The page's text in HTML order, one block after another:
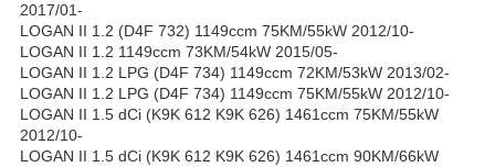
2017/01-
LOGAN II 1.2 (D4F 732) 1149ccm 75KM/55kW 2012/10-
LOGAN II 1.2 1149ccm 73KM/54kW 2015/05-
LOGAN II 1.2 LPG (D4F 734) 1149ccm 72KM/53kW 2013/02-
LOGAN II 1.2 LPG (D4F 734) 1149ccm 75KM/55kW 2012/10-
LOGAN II 1.5 dCi (K9K 612 K9K 626) 1461ccm 75KM/55kW
2012/10-
LOGAN II 1.5 dCi (K9K 612 K9K 626) 1461ccm 90KM/66kW